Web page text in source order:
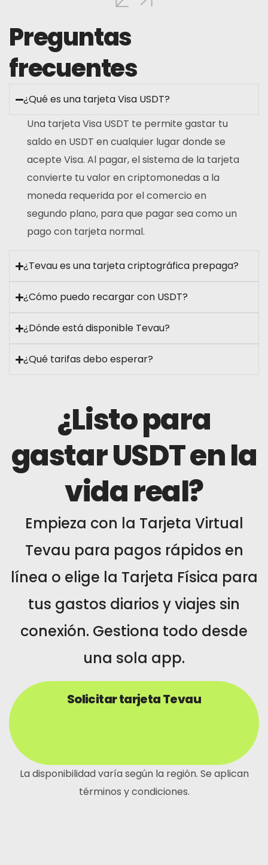
Preguntas
frecuentes
¿Qué es una tarjeta Visa USDT?
Una tarjeta Visa USDT te permite gastar tu
saldo en USDT en cualquier lugar donde se
acepte Visa. Al pagar, el sistema de la tarjeta
convierte tu valor en criptomonedas a la
moneda requerida por el comercio en
segundo plano, para que pagar sea como un
pago con tarjeta normal.
¿Tevau es una tarjeta criptográfica prepaga?
¿Cómo puedo recargar con USDT?
¿Dónde está disponible Tevau?
¿Qué tarifas debo esperar?
¿Listo para
gastar USDT en la
vida real?
Empieza con la Tarjeta Virtual
Tevau para pagos rápidos en
línea o elige la Tarjeta Física para
tus gastos diarios y viajes sin
conexión. Gestiona todo desde
una sola app.
Solicitar tarjeta Tevau
La disponibilidad varía según la región. Se aplican
términos y condiciones.